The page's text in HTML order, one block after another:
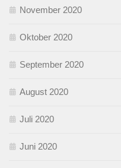
November 2020
Oktober 2020
September 2020
August 2020
Juli 2020
Juni 2020